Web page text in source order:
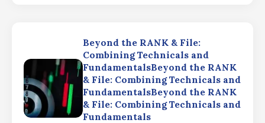
Beyond the RANK & File:
Combining Technicals and
FundamentalsBeyond the RANK
& File: Combining Technicals and
FundamentalsBeyond the RANK
& File: Combining Technicals and
Fundamentals